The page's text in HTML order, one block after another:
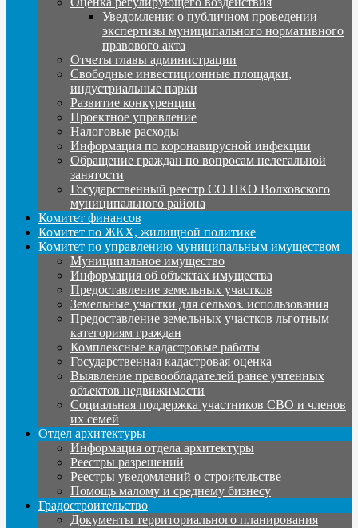
Уведомления о публичном проведении
экспертизы муниципального нормативного
правового акта
Отчеты главы администрации
Свободные инвестиционные площадки,
индустриальные парки
Развитие конкуренции
Проектное управление
Налоговые расходы
Информация по коронавирусной инфекции
Обращение граждан по вопросам нелегальной
занятости
Государственный реестр СО НКО Волховского
муниципального района
Комитет финансов
Комитет по ЖКХ, жилищной политике
Комитет по управлению муниципальным имуществом
Муниципальное имущество
Информация об объектах имущества
Предоставление земельных участков
Земельные участки для сельхоз. использования
Предоставление земельных участков льготным
категориям граждан
Комплексные кадастровые работы
Государственная кадастровая оценка
Выявление правообладателей ранее учтенных
объектов недвижимости
Социальная поддержка участников СВО и членов
их семей
Отдел архитектуры
Информация отдела архитектуры
Реестры разрешений
Реестры уведомлений о строительстве
Помощь малому и среднему бизнесу
Градостроительство
Документы территориального планирования